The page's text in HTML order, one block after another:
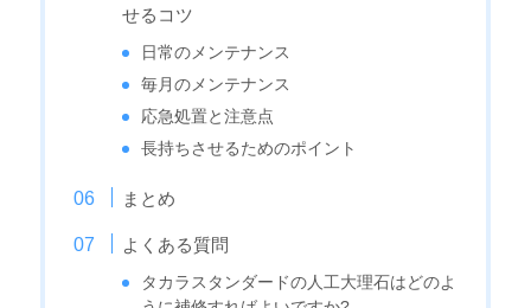
せるコツ
日常のメンテナンス
毎月のメンテナンス
応急処置と注意点
長持ちさせるためのポイント
まとめ
よくある質問
タカラスタンダードの人工大理石はどのよ